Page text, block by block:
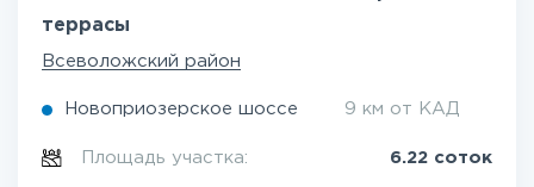
террасы
Всеволожский район
Новоприозерское шоссе 9 км от КАД
Площадь участка: 6.22 соток